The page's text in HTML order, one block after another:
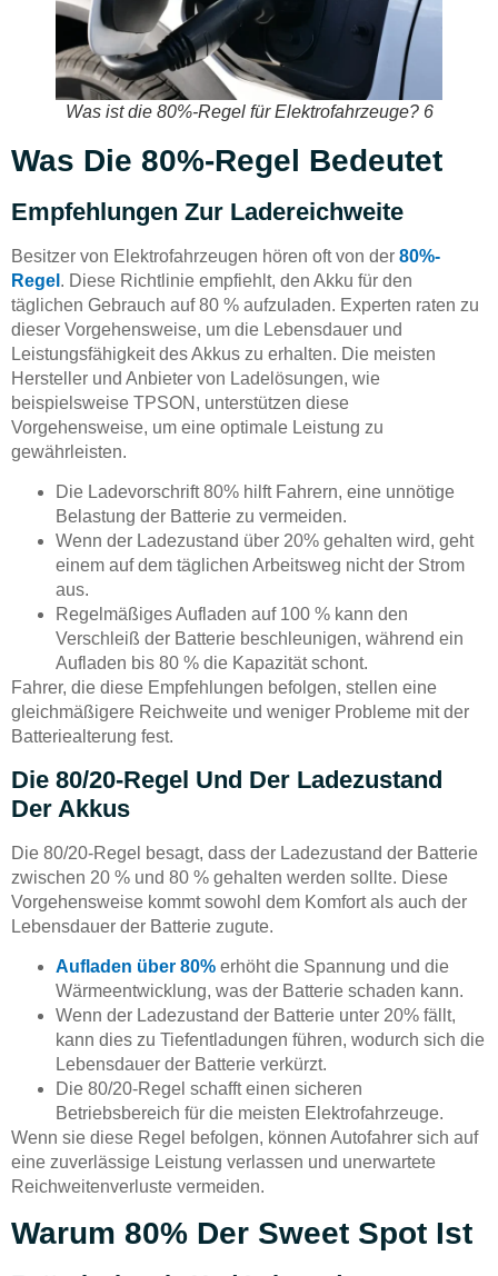
Was ist die 80%-Regel für Elektrofahrzeuge? 6
Was Die 80%-Regel Bedeutet
Empfehlungen Zur Ladereichweite
Besitzer von Elektrofahrzeugen hören oft von der 80%-
Regel . Diese Richtlinie empfiehlt, den Akku für den
täglichen Gebrauch auf 80 % aufzuladen. Experten raten zu
dieser Vorgehensweise, um die Lebensdauer und
Leistungsfähigkeit des Akkus zu erhalten. Die meisten
Hersteller und Anbieter von Ladelösungen, wie
beispielsweise TPSON, unterstützen diese
Vorgehensweise, um eine optimale Leistung zu
gewährleisten.
Die Ladevorschrift 80% hilft Fahrern, eine unnötige
Belastung der Batterie zu vermeiden.
Wenn der Ladezustand über 20% gehalten wird, geht
einem auf dem täglichen Arbeitsweg nicht der Strom
aus.
Regelmäßiges Aufladen auf 100 % kann den
Verschleiß der Batterie beschleunigen, während ein
Aufladen bis 80 % die Kapazität schont.
Fahrer, die diese Empfehlungen befolgen, stellen eine
gleichmäßigere Reichweite und weniger Probleme mit der
Batteriealterung fest.
Die 80/20-Regel Und Der Ladezustand
Der Akkus
Die 80/20-Regel besagt, dass der Ladezustand der Batterie
zwischen 20 % und 80 % gehalten werden sollte. Diese
Vorgehensweise kommt sowohl dem Komfort als auch der
Lebensdauer der Batterie zugute.
Aufladen über 80% erhöht die Spannung und die
Wärmeentwicklung, was der Batterie schaden kann.
Wenn der Ladezustand der Batterie unter 20% fällt,
kann dies zu Tiefentladungen führen, wodurch sich die
Lebensdauer der Batterie verkürzt.
Die 80/20-Regel schafft einen sicheren
Betriebsbereich für die meisten Elektrofahrzeuge.
Wenn sie diese Regel befolgen, können Autofahrer sich auf
eine zuverlässige Leistung verlassen und unerwartete
Reichweitenverluste vermeiden.
Warum 80% Der Sweet Spot Ist